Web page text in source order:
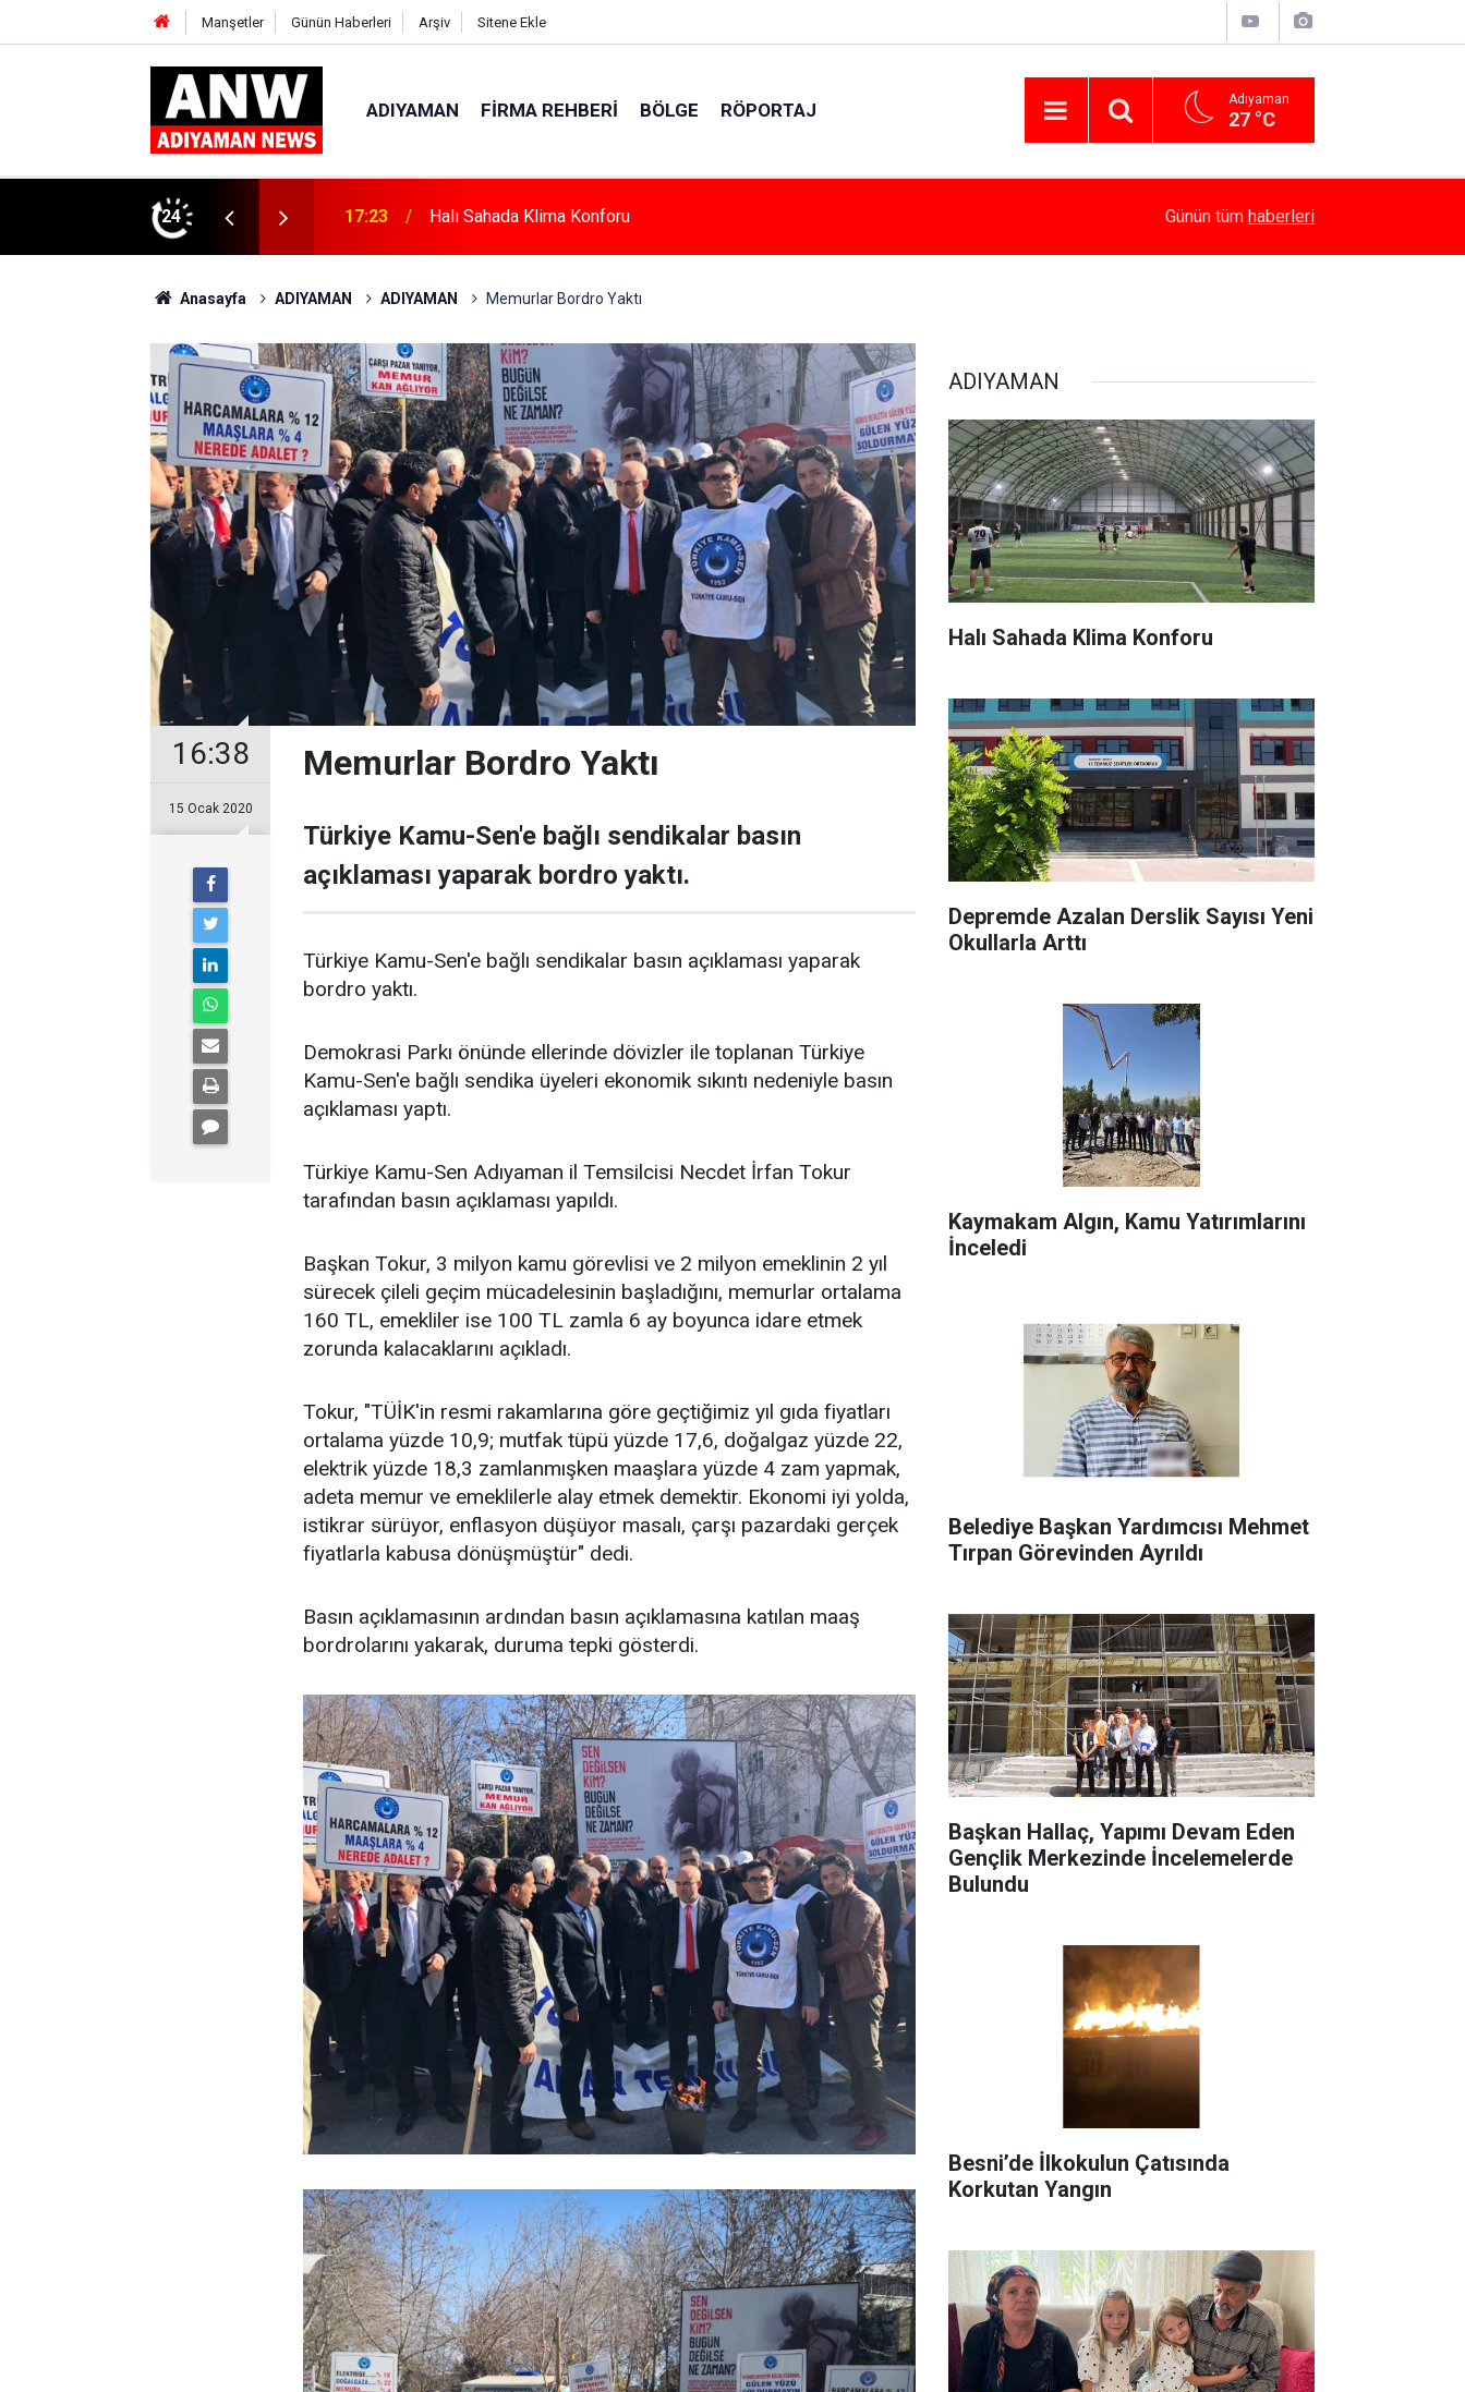
Manşetler Günün Haberleri Arşiv Sitene Ekle
ADIYAMAN FIRMA REHBERI BÖLGE RÖPORTAJ Adıyaman
27 °C
24 17:18 Depremde Azalan Derslik Sayısı Yeni Okullarla Arttı Kaymakam Algın, Kamu Yatırımlarını İnceledi
Günün tüm haberleri
Anasayfa ADIYAMAN ADIYAMAN Memurlar Bordro Yaktı
16:38
15 Ocak 2020
Memurlar Bordro Yaktı
Türkiye Kamu-Sen'e bağlı sendikalar basın
açıklaması yaparak bordro yaktı.
Türkiye Kamu-Sen'e bağlı sendikalar basın açıklaması yaparak
bordro yaktı.
Demokrasi Parkı önünde ellerinde dövizler ile toplanan Türkiye
Kamu-Sen'e bağlı sendika üyeleri ekonomik sıkıntı nedeniyle basın
açıklaması yaptı.
Türkiye Kamu-Sen Adıyaman il Temsilcisi Necdet İrfan Tokur
tarafından basın açıklaması yapıldı.
Başkan Tokur, 3 milyon kamu görevlisi ve 2 milyon emeklinin 2 yıl
sürecek çileli geçim mücadelesinin başladığını, memurlar ortalama
160 TL, emekliler ise 100 TL zamla 6 ay boyunca idare etmek
zorunda kalacaklarını açıkladı.
Tokur, "TÜİK'in resmi rakamlarına göre geçtiğimiz yıl gıda fiyatları
ortalama yüzde 10,9; mutfak tüpü yüzde 17,6, doğalgaz yüzde 22,
elektrik yüzde 18,3 zamlanmışken maaşlara yüzde 4 zam yapmak,
adeta memur ve emeklilerle alay etmek demektir. Ekonomi iyi yolda,
istikrar sürüyor, enflasyon düşüyor masalı, çarşı pazardaki gerçek
fiyatlarla kabusa dönüşmüştür" dedi.
Basın açıklamasının ardından basın açıklamasına katılan maaş
bordrolarını yakarak, duruma tepki gösterdi.
ADIYAMAN
Halı Sahada Klima Konforu
Depremde Azalan Derslik Sayısı Yeni
Okullarla Arttı
Kaymakam Algın, Kamu Yatırımlarını
İnceledi
Belediye Başkan Yardımcısı Mehmet
Tırpan Görevinden Ayrıldı
Başkan Hallaç, Yapımı Devam Eden
Gençlik Merkezinde İncelemelerde
Bulundu
Besni’de İlkokulun Çatısında
Korkutan Yangın